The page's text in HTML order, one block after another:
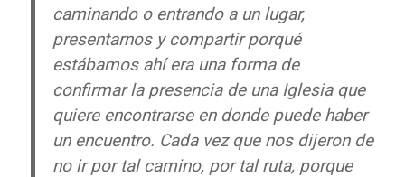
caminando o entrando a un lugar,
presentarnos y compartir porqué
estábamos ahí era una forma de
confirmar la presencia de una Iglesia que
quiere encontrarse en donde puede haber
un encuentro. Cada vez que nos dijeron de
no ir por tal camino, por tal ruta, porque